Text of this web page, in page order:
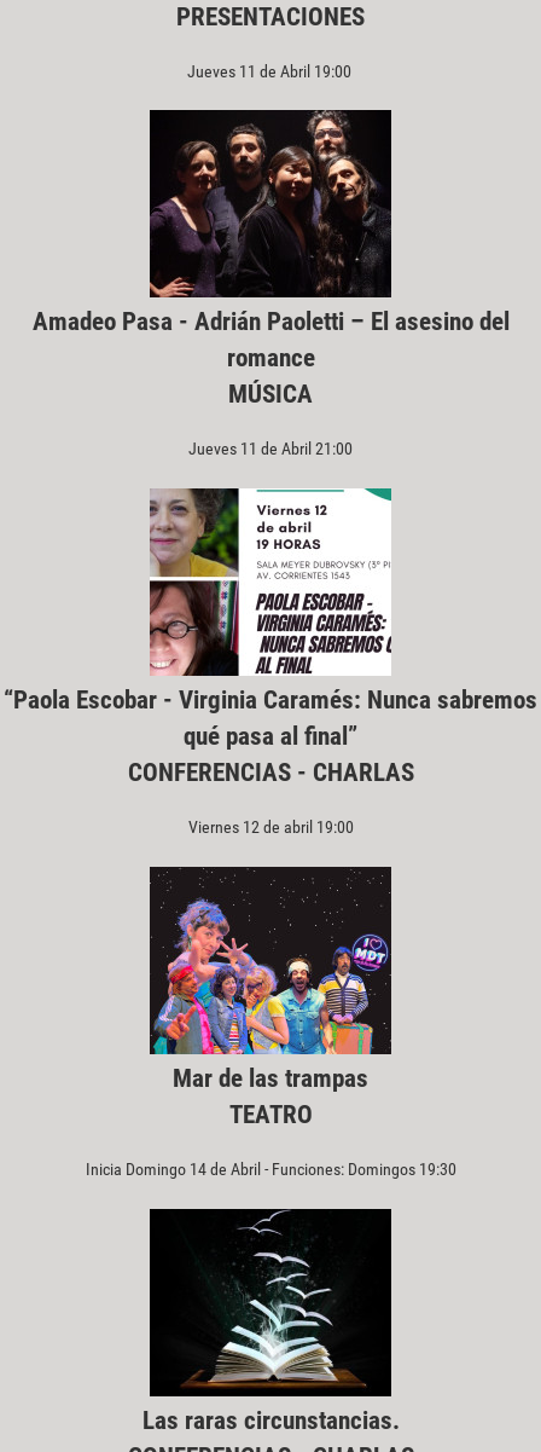
PRESENTACIONES
Jueves 11 de Abril 19:00
Amadeo Pasa - Adrián Paoletti – El asesino del
romance
MÚSICA
Jueves 11 de Abril 21:00
“Paola Escobar - Virginia Caramés: Nunca sabremos
qué pasa al final”
CONFERENCIAS - CHARLAS
Viernes 12 de abril 19:00
Mar de las trampas
TEATRO
Inicia Domingo 14 de Abril - Funciones: Domingos 19:30
Las raras circunstancias.